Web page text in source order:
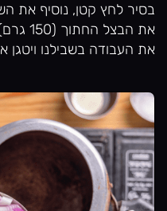
בסיר לחץ קטן, נוסיף את
את העבודה בשבילנו